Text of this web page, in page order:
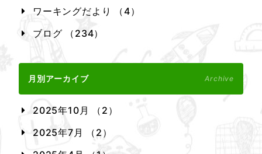
ワーキングだより （4）
ブログ （234）
月別アーカイブ Archive
2025年10月 （2）
2025年7月 （2）